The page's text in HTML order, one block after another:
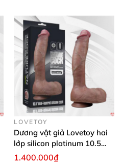
LOVETOY
Dương vật giả Lovetoy hai
lớp silicon platinum 10.5
inch lớn
1.400.000₫